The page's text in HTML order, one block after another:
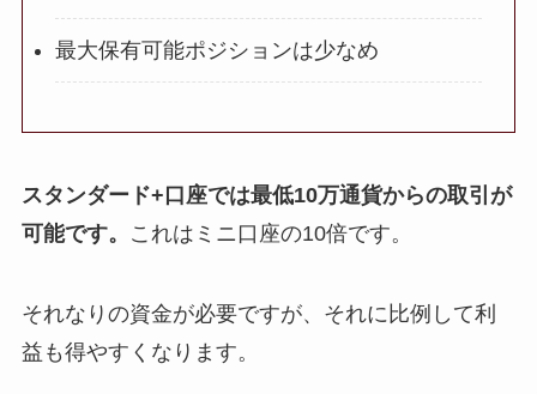
最大保有可能ポジションは少なめ
スタンダード+口座では最低10万通貨からの取引が
可能です。
これはミニ口座の10倍です。
それなりの資金が必要ですが、それに比例して利
益も得やすくなります。